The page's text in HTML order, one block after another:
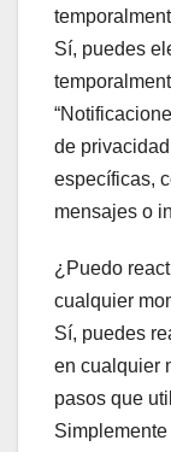
Sí, puedes
de
específicas,
mensajes o
¿Puedo
cualquier
Sí, puedes
en cualquier
pasos que